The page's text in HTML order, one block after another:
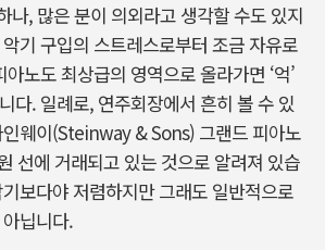
나, 많은 분이 의외라고 생각할 수도 있지
기 구입의 스트레스로부터 조금 자유로
노도 최상급의 영역으로 올라가면 ‘억’
다. 일례로, 연주회장에서 흔히 볼 수 있
웨이(Steinway & Sons) 그랜드 피아노
선에 거래되고 있는 것으로 알려져 있습
보다야 저렴하지만 그래도 일반적으로
닙니다.